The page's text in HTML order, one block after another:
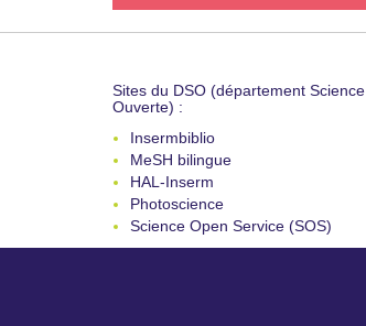
Sites du DSO (département Science
Ouverte) :
Insermbiblio
MeSH bilingue
HAL-Inserm
Photoscience
Science Open Service (SOS)